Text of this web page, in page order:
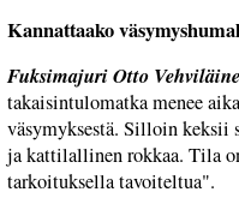
Kannattaako
Fuksimajuri Otto
takaisintulomatka menee
väsymyksestä. Silloin keksii
ja kattilallinen rokkaa. Tila
tarkoituksella tavoiteltua".